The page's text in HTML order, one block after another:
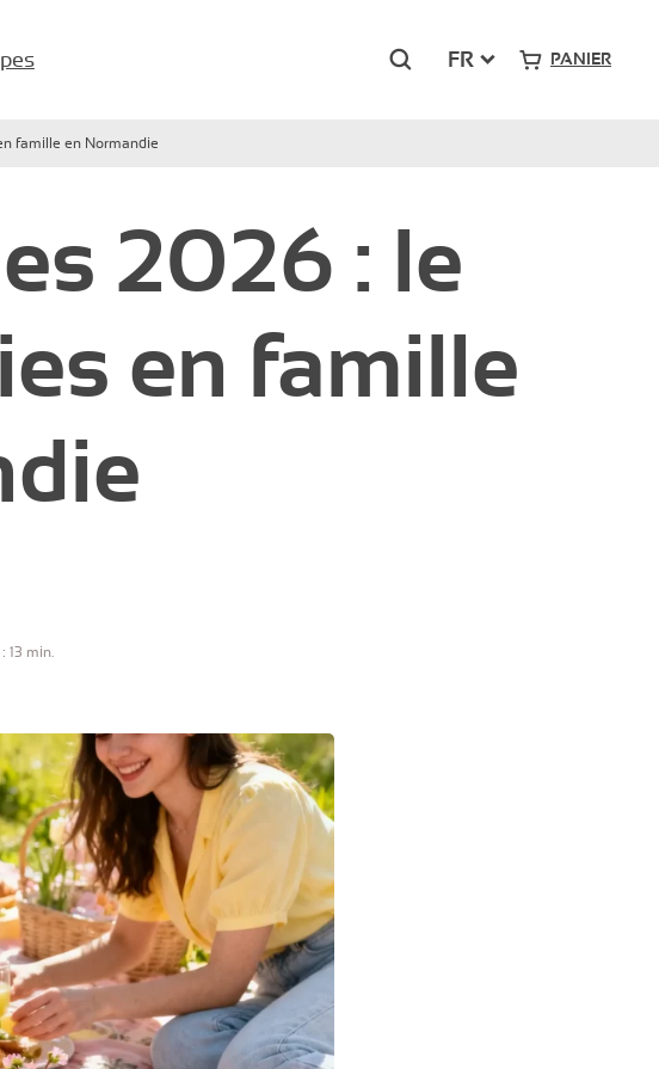
Pont Royal – Mallemort
Rechercher
FR PANIER
famille en Normandie
2026 : le
en famille
13 min.